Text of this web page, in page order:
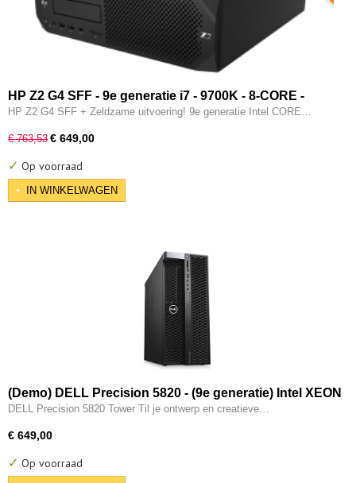
HP Z2 G4 SFF - 9e generatie i7 - 9700K - 8-CORE -
16GB - 512GB SSD - DVD - Intel UHD - W11 Pro
HP Z2 G4 SFF + Zeldzame uitvoering! 9e generatie Intel CORE…
€ 763,53 € 649,00
✓ Op voorraad
IN WINKELWAGEN
(Demo) DELL Precision 5820 - (9e generatie) Intel XEON
W-2223 @ 8x 3.90GHz - 32GB - 512GB M.2 SSD - 2x
DELL Precision 5820 Tower Til je ontwerp en creatieve…
€ 649,00
✓ Op voorraad